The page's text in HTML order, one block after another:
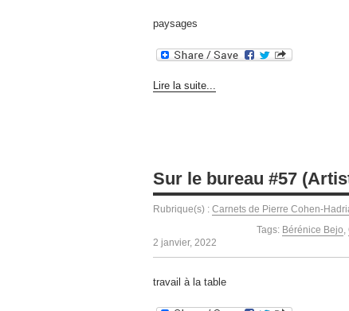
paysages
Lire la suite...
Sur le bureau #57
Rubrique(s) : Carnets de Pierre Cohen-
Tags: Bérénice Bejo
2 janvier, 2022
travail à la table